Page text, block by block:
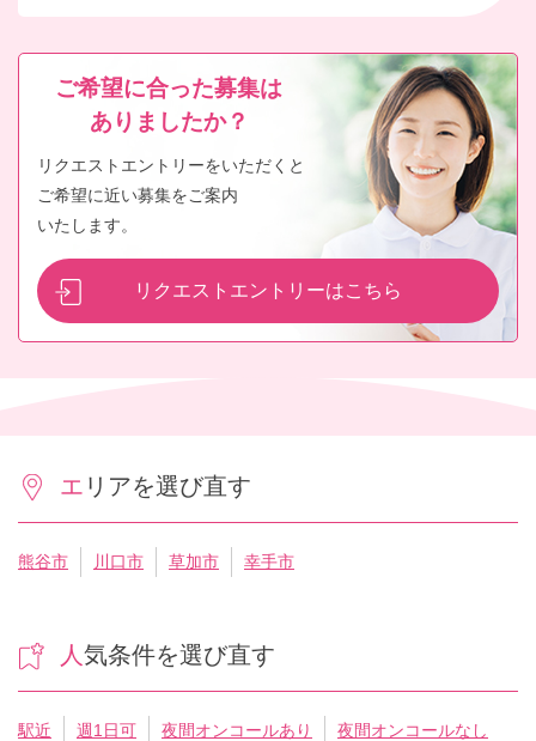
ご希望に合った募集は
ありましたか？
リクエストエントリーをいただくと
ご希望に近い募集をご案内
いたします。
リクエストエントリーはこちら
エリアを選び直す
熊谷市 川口市 草加市 幸手市
人気条件を選び直す
駅近 週1日可 夜間オンコールあり 夜間オンコールなし